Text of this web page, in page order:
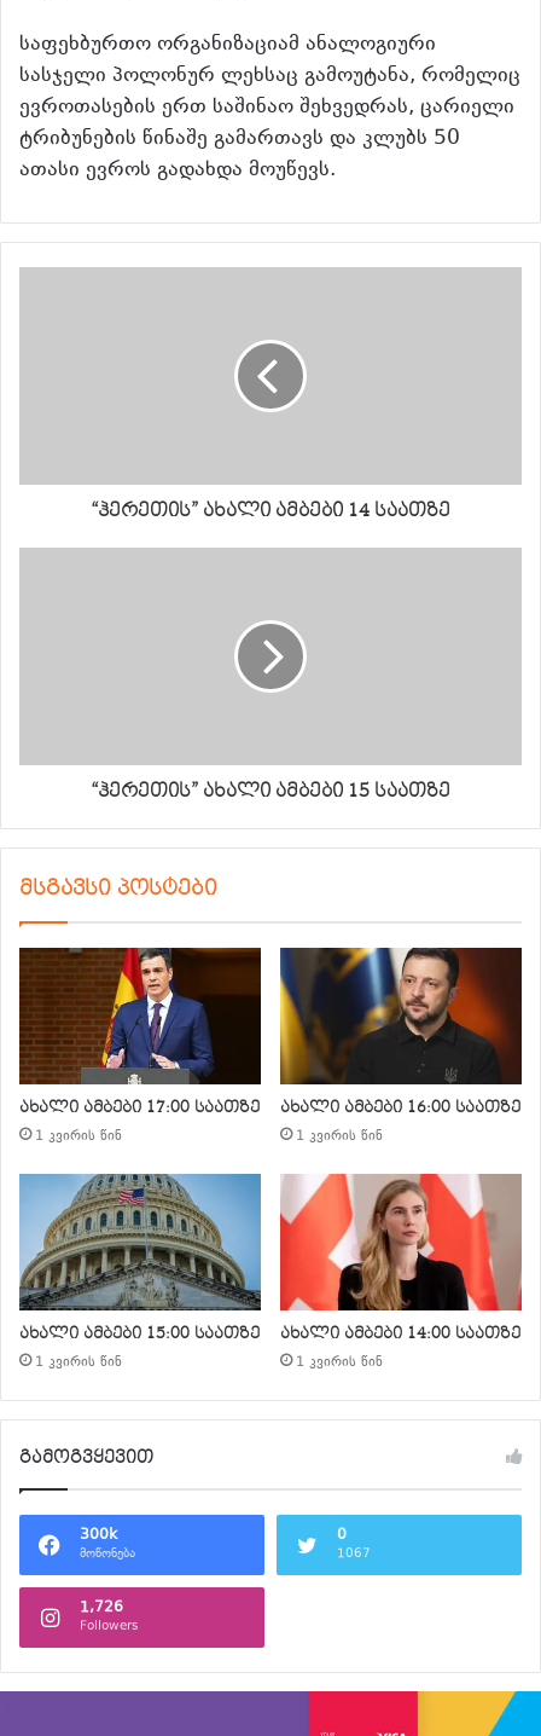
საფეხბურთო ორგანიზაციამ ანალოგიური
სასჯელი პოლონურ ლეხსაც გამოუტანა, რომელიც
ევროთასების ერთ საშინაო შეხვედრას, ცარიელი
ტრიბუნების წინაშე გამართავს და კლუბს 50
ათასი ევროს გადახდა მოუწევს.
“ჰერეთის” ახალი ამბები 14 საათზე
“ჰერეთის” ახალი ამბები 15 საათზე
მსგავსი პოსტები
ახალი ამბები 17:00 საათზე
1 კვირის წინ
ახალი ამბები 16:00 საათზე
1 კვირის წინ
ახალი ამბები 15:00 საათზე
1 კვირის წინ
ახალი ამბები 14:00 საათზე
1 კვირის წინ
გამოგვყევით
300k
მოწონება
0
1067
1,726
Followers